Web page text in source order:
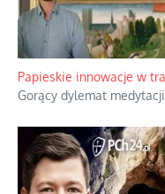
Kamienie i siekiery
Gorzka analityka decyzji